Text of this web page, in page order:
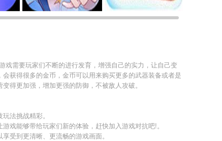
戏需要玩家们不断的进行发育，增强自己的实力，让自己变
获得很多的金币，金币可以用来购买更多的武器装备或者是
得更加强，增加更强的防御，不被敌人攻破。
法挑战精彩。
戏能够带给玩家们新的体验，赶快加入游戏对抗吧!。
受到更清晰、更流畅的游戏画面。